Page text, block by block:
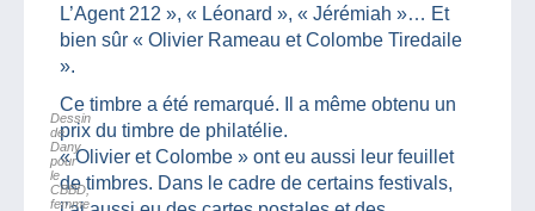
L’Agent 212 », « Léonard », « Jérémiah »… Et
bien sûr « Olivier Rameau et Colombe Tiredaile
».
Ce timbre a été remarqué. Il a même obtenu un
prix du timbre de philatélie.
« Olivier et Colombe » ont eu aussi leur feuillet
de timbres. Dans le cadre de certains festivals,
Dessin
de
Dany
pour
le
CBBD,
femme